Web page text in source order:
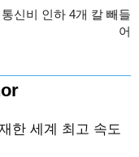
신비 인하 4개 칼 빼들
어
한 세계 최고 속도